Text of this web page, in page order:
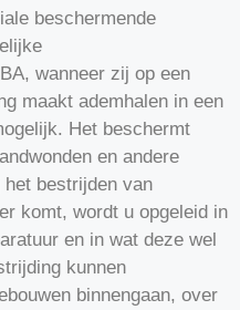
beschermende
wanneer zij op een
maakt ademhalen in een
Het beschermt
en andere
bestrijden van
komt, wordt u opgeleid in
en in wat deze wel
kunnen
binnengaan, over